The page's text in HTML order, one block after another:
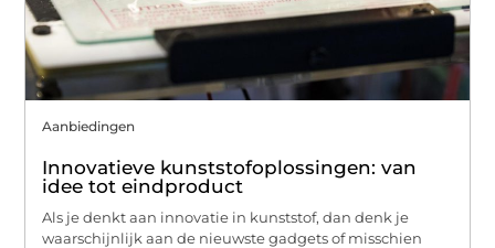
Aanbiedingen
Innovatieve kunststofoplossingen: van
idee tot eindproduct
Als je denkt aan innovatie in kunststof, dan denk je
waarschijnlijk aan de nieuwste gadgets of misschien